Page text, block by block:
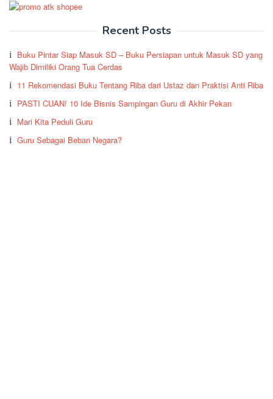
Recent Posts
Buku Pintar Siap Masuk SD – Buku Persiapan untuk Masuk SD yang
Wajib Dimiliki Orang Tua Cerdas
11 Rekomendasi Buku Tentang Riba dari Ustaz dan Praktisi Anti Riba
PASTI CUAN! 10 Ide Bisnis Sampingan Guru di Akhir Pekan
Mari Kita Peduli Guru
Guru Sebagai Beban Negara?